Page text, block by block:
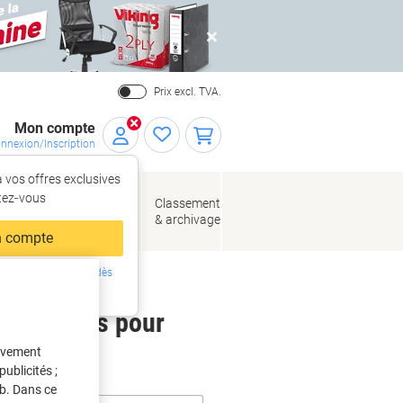
Close
Prix excl. TVA.
Mon compte
Inscription
vos offres exclusives
compte
Inscrivez-vous dès
de bureau
Classement
& archivage
pour
;
Dans ce